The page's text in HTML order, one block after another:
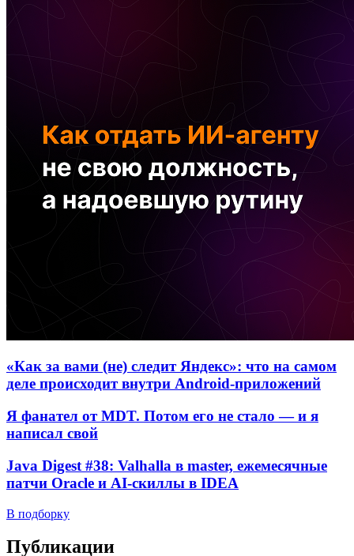
«Как за вами (не) следит Яндекс»: что на самом
деле происходит внутри Android-приложений
Я фанател от MDT. Потом его не стало — и я
написал свой
Java Digest #38: Valhalla в master, ежемесячные
патчи Oracle и AI-скиллы в IDEA
В подборку
Публикации